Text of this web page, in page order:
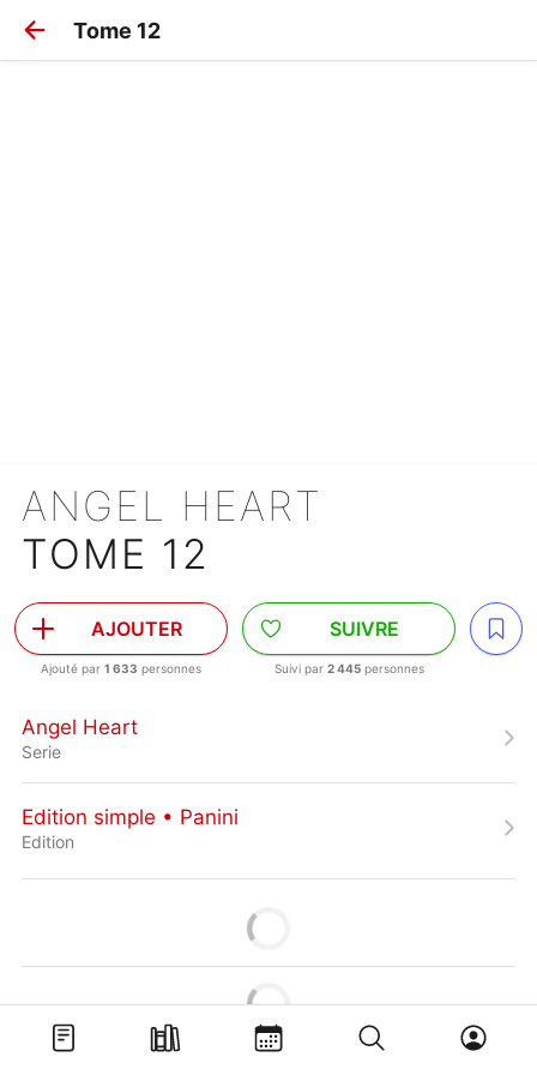
Tome 12
ANGEL HEART
TOME 12
AJOUTER
Ajouté par 1 633 personnes
SUIVRE
Suivi par 2 445personnes
Angel Heart
Serie
Edition simple • Panini
Edition